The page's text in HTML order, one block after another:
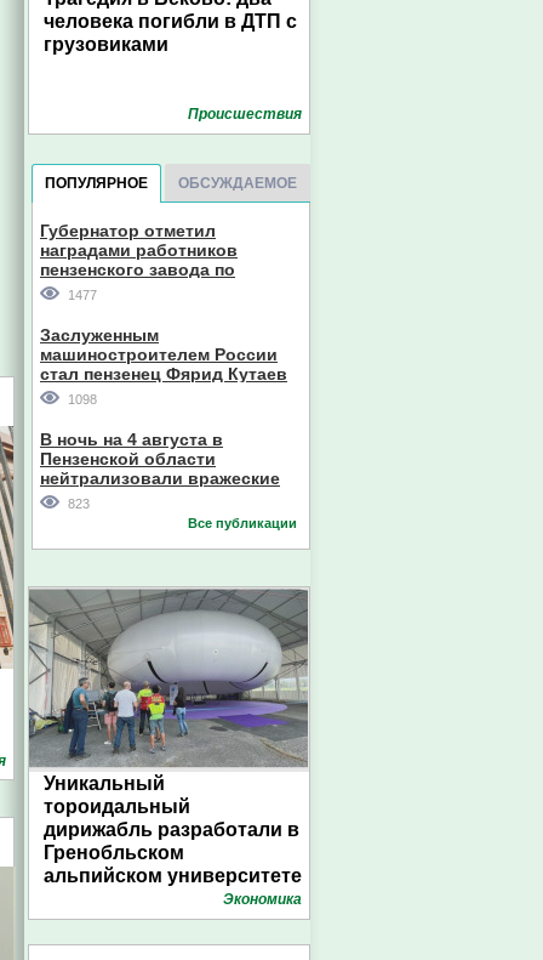
человека погибли в ДТП с
грузовиками
Проиcшествия
ПОПУЛЯРНОЕ ОБСУЖДАЕМОЕ
Губернатор отметил
наградами работников
пензенского завода по
производству станков
1477
Заслуженным
машиностроителем России
стал пензенец Фярид Кутаев
1098
В ночь на 4 августа в
Пензенской области
нейтрализовали вражеские
дроны
823
Все публикации
Уникальный
тороидальный
дирижабль разработали в
Гренобльском
альпийском университете
Экономика